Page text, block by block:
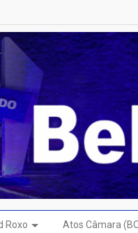
Roxo Atos Câmara